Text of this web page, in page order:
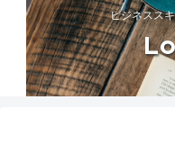
ビジネスス